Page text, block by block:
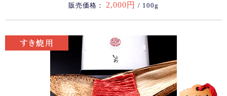
販売価格： 2,000円 / 100g